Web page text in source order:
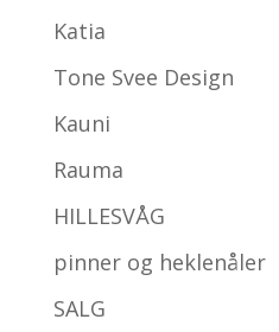
Katia
Tone Svee Design
Kauni
Rauma
HILLESVÅG
pinner og heklenåler
SALG